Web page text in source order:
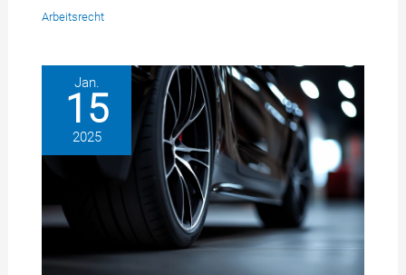
Arbeitsrecht
Jan.
15
2025